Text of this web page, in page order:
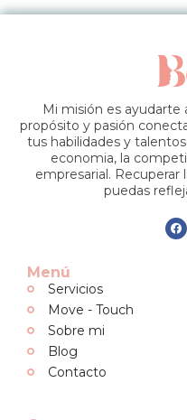
Mi misión es ayudarte
propósito y pasión
tus habilidades y
economia, la
empresarial. Recuperar
puedas
Menú
Servicios
Move - Touch
Sobre mi
Blog
Contacto